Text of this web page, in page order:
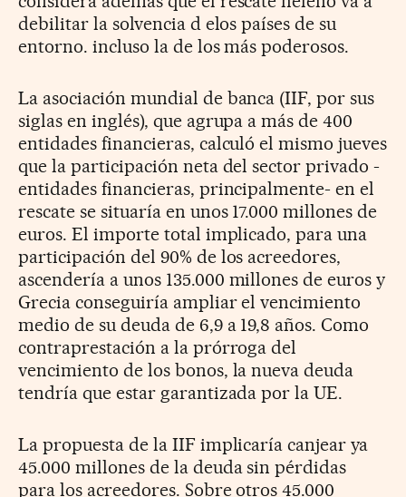
debilitar la solvencia d elos países de su
entorno. incluso la de los más poderosos.
La asociación mundial de banca (IIF, por sus
siglas en inglés), que agrupa a más de 400
entidades financieras, calculó el mismo jueves
que la participación neta del sector privado -
entidades financieras, principalmente- en el
rescate se situaría en unos 17.000 millones de
euros. El importe total implicado, para una
participación del 90% de los acreedores,
ascendería a unos 135.000 millones de euros y
Grecia conseguiría ampliar el vencimiento
medio de su deuda de 6,9 a 19,8 años. Como
contraprestación a la prórroga del
vencimiento de los bonos, la nueva deuda
tendría que estar garantizada por la UE.
La propuesta de la IIF implicaría canjear ya
45.000 millones de la deuda sin pérdidas
para los acreedores. Sobre otros 45.000